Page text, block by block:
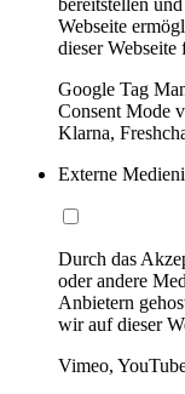
Webseite
dieser
Google Tag
Consent Mode
Klarna,
Externe
Durch das
oder andere
Anbietern
wir auf dieser
Vimeo,